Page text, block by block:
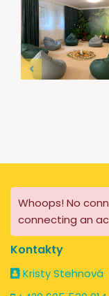
Whoops! No
connecting an
Kontakty
Kristy Stehnová